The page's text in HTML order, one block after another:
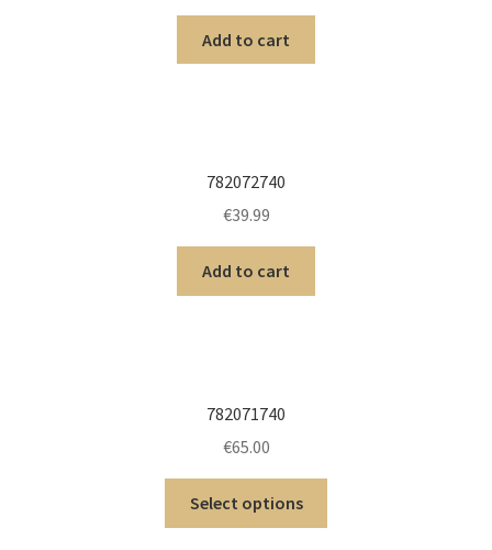
Add to cart
782072740
€39.99
Add to cart
782071740
€65.00
Select options